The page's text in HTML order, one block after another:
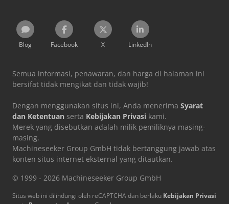
Blog Facebook X LinkedIn
Semua informasi, penawaran, dan harga di halaman ini
bersifat tidak mengikat dan tidak wajib!
Dengan menggunakan situs ini, Anda menerima Syarat
dan Ketentuan serta Kebijakan Privasi kami.
Merek yang disebutkan adalah milik pemiliknya masing-
masing.
Machineseeker Group GmbH tidak bertanggung jawab atas
konten situs internet eksternal yang ditautkan.
© 1999 - 2026 Machineseeker Group GmbH
Situs web ini dilindungi oleh reCAPTCHA dan berlaku Kebijakan Privasi